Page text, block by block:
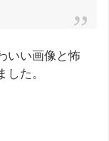
いい画像と怖
た。